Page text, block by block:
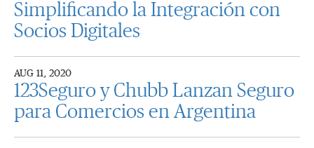
Simplificando la Integración con
Socios Digitales
AUG 11, 2020
123Seguro y Chubb Lanzan Seguro
para Comercios en Argentina